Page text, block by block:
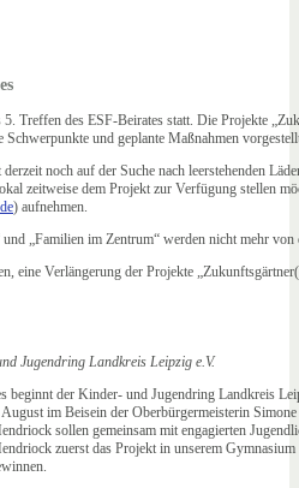
5. Treffen des ESF-Beirates statt. Die Projekte
Schwerpunkte und geplante Maßnahmen
noch auf der Suche nach leerstehenden
zeitweise dem Projekt zur Verfügung stellen
) aufnehmen.
„Familien im Zentrum“ werden nicht mehr
eine Verlängerung der Projekte
Jugendring Landkreis Leipzig e.V.
beginnt der Kinder- und Jugendring Landkreis
im Beisein der Oberbürgermeisterin
sollen gemeinsam mit engagierten
zuerst das Projekt in unserem